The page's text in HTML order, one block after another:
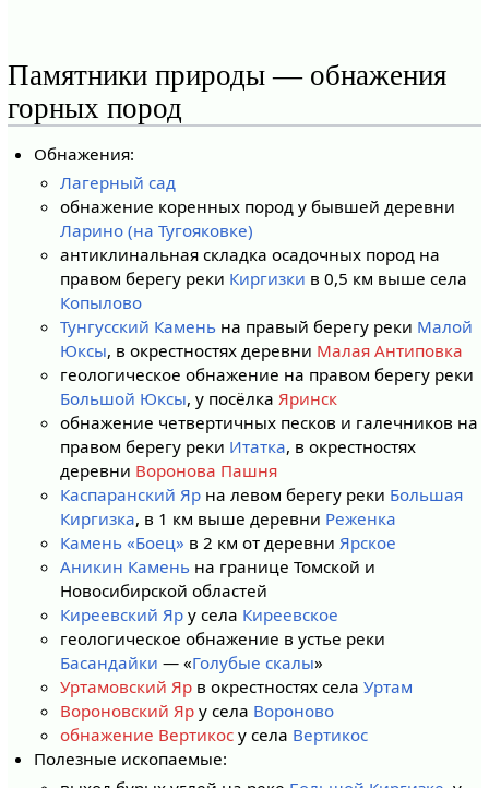
Памятники природы — обнажения
горных пород
Обнажения:
Лагерный сад
обнажение коренных пород у бывшей деревни
Ларино (на Тугояковке)
антиклинальная складка осадочных пород на
правом берегу реки Киргизки в 0,5 км выше села
Копылово
Тунгусский Камень на правый берегу реки Малой
Юксы, в окрестностях деревни Малая Антиповка
геологическое обнажение на правом берегу реки
Большой Юксы, у посёлкаЯринск
обнажение четвертичных песков и галечников на
правом берегу реки Итатка, в окрестностях
деревни Воронова Пашня
Каспаранский Яр на левом берегу реки Большая
Киргизка, в 1 км выше деревни Реженка
Камень «Боец» в 2 км от деревниЯрское
Аникин Камень на границе Томской и
Новосибирской областей
Киреевский Яр у села Киреевское
геологическое обнажение в устье реки
Басандайки — «Голубые скалы»
Уртамовский Яр в окрестностях селаУртам
Вороновский Яр у села Вороново
обнажение Вертикос у села Вертикос
Полезные ископаемые: